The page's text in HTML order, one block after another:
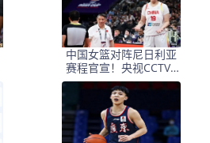
中国女篮对阵尼日利亚
赛程官宣！央视CCTV5
直播转播，终结2连败需
做3点调整